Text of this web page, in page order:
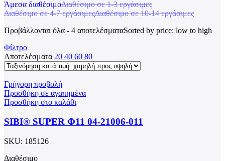
Άμεσα διαθέσιμοΔιαθέσιμο σε 1-3 εργάσιμες
Διαθέσιμο σε 4-7 εργάσιμεςΔιαθέσιμο σε 10-14 εργάσιμες
Προβάλλονται όλα - 4 αποτελέσματαSorted by price: low to high
Φίλτρο
Αποτελέσματα 20 40 60 80
Γρήγορη προβολή
Προσθήκη σε αγαπημένα
Προσθήκη στο καλάθι
SIBI® SUPER Φ11 04-21006-011
SKU: 185126
Διαθέσιμο